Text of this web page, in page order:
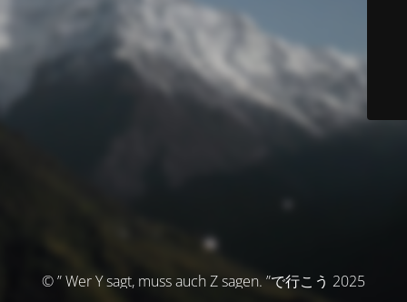
© ” Wer Y sagt, muss auch Z sagen. ”で行こう 2025